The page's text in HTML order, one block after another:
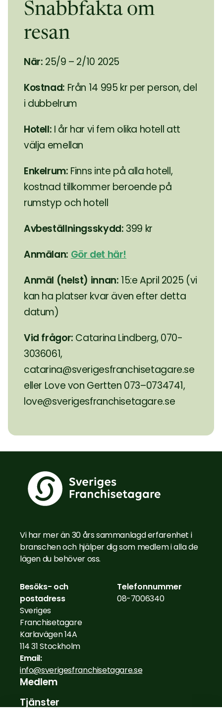
Snabbfakta om
resan
När: 25/9 – 2/10 2025
Kostnad: Från 14 995 kr per person, del
i dubbelrum
Hotell: I år har vi fem olika hotell att
välja emellan
Enkelrum: Finns inte på alla hotell,
kostnad tillkommer beroende på
rumstyp och hotell
Avbeställningsskydd: 399 kr
Anmälan: Gör det här!
Anmäl (helst) innan: 15:e April 2025 (vi
kan ha platser kvar även efter detta
datum)
Vid frågor: Catarina Lindberg, 070-
3036061,
catarina@sverigesfranchisetagare.se
eller Love von Gertten 073–0734741,
love@sverigesfranchisetagare.se
Vi har mer än 30 års sammanlagd erfarenhet i
branschen och hjälper dig som medlem i alla de
lägen du behöver oss.
Besöks- och
postadress
Sveriges
Franchisetagare
Karlavägen 14A
114 31 Stockholm
Email:
info@sverigesfranchisetagare.se
Telefonnummer
08-7006340
Medlem
Tjänster